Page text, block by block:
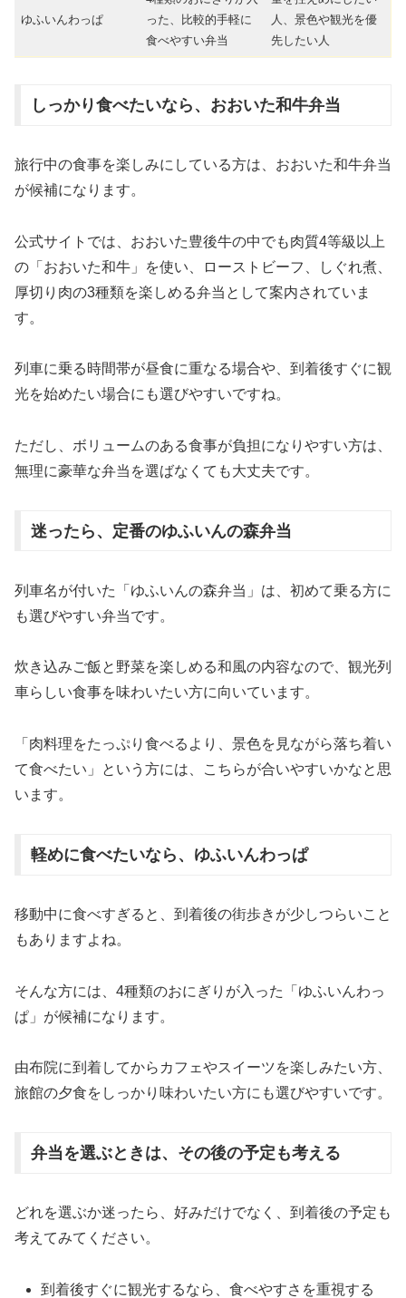
ゆふいんわっぱ
った、比較的手軽に
食べやすい弁当
人、景色や観光を優
先したい人
しっかり食べたいなら、おおいた和牛弁当
旅行中の食事を楽しみにしている方は、おおいた和牛弁当
が候補になります。
公式サイトでは、おおいた豊後牛の中でも肉質4等級以上
の「おおいた和牛」を使い、ローストビーフ、しぐれ煮、
厚切り肉の3種類を楽しめる弁当として案内されていま
す。
列車に乗る時間帯が昼食に重なる場合や、到着後すぐに観
光を始めたい場合にも選びやすいですね。
ただし、ボリュームのある食事が負担になりやすい方は、
無理に豪華な弁当を選ばなくても大丈夫です。
迷ったら、定番のゆふいんの森弁当
列車名が付いた「ゆふいんの森弁当」は、初めて乗る方に
も選びやすい弁当です。
炊き込みご飯と野菜を楽しめる和風の内容なので、観光列
車らしい食事を味わいたい方に向いています。
「肉料理をたっぷり食べるより、景色を見ながら落ち着い
て食べたい」という方には、こちらが合いやすいかなと思
います。
軽めに食べたいなら、ゆふいんわっぱ
移動中に食べすぎると、到着後の街歩きが少しつらいこと
もありますよね。
そんな方には、4種類のおにぎりが入った「ゆふいんわっ
ぱ」が候補になります。
由布院に到着してからカフェやスイーツを楽しみたい方、
旅館の夕食をしっかり味わいたい方にも選びやすいです。
弁当を選ぶときは、その後の予定も考える
どれを選ぶか迷ったら、好みだけでなく、到着後の予定も
考えてみてください。
到着後すぐに観光するなら、食べやすさを重視する